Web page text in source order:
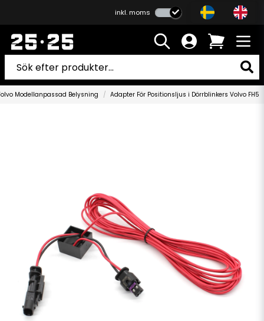
inkl. moms
Modellanpassad Belysning Adapter För Positionsljus i Dörrblinkers Volvo FH5